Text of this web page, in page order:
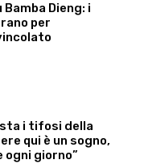
Dieng: i
per
i tifosi della
qui è un sogno,
giorno”